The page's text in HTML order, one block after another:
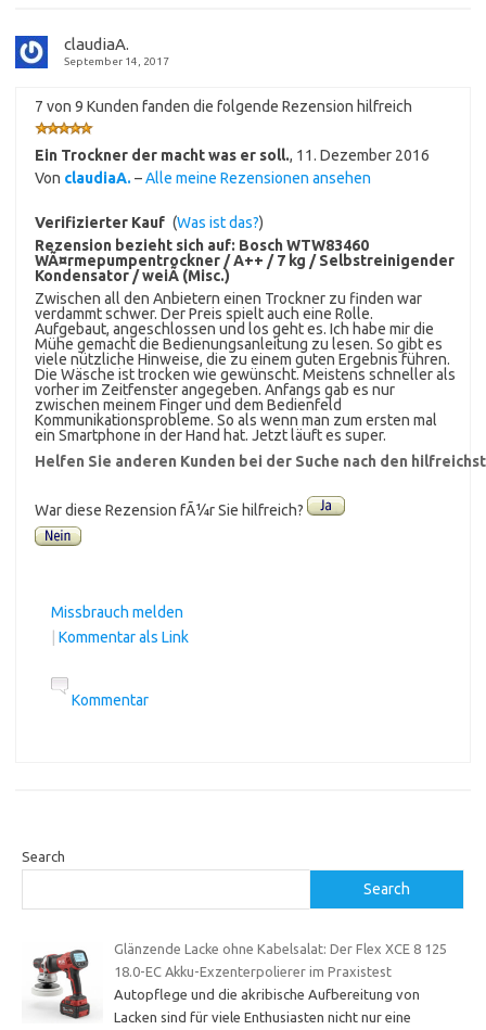
claudiaA.
September 14, 2017
7 von 9 Kunden fanden die folgende Rezension hilfreich
Ein Trockner der macht was er soll., 11. Dezember 2016
Von claudiaA. –Alle meine Rezensionen ansehen
Verifizierter Kauf (Was ist das?)
Rezension bezieht sich auf: Bosch WTW83460
WÃ¤rmepumpentrockner / A++ / 7 kg / Selbstreinigender
Kondensator / weiÃ (Misc.)
Zwischen all den Anbietern einen Trockner zu finden war
verdammt schwer. Der Preis spielt auch eine Rolle.
Aufgebaut, angeschlossen und los geht es. Ich habe mir die
Mühe gemacht die Bedienungsanleitung zu lesen. So gibt es
viele nützliche Hinweise, die zu einem guten Ergebnis führen.
Die Wäsche ist trocken wie gewünscht. Meistens schneller als
vorher im Zeitfenster angegeben. Anfangs gab es nur
zwischen meinem Finger und dem Bedienfeld
Kommunikationsprobleme. So als wenn man zum ersten mal
ein Smartphone in der Hand hat. Jetzt läuft es super.
Helfen Sie anderen Kunden bei der Suche nach den
War diese Rezension fÃ¼r Sie hilfreich?
Missbrauch melden
Kommentar als Link
Kommentar
Search
Search
Glänzende Lacke ohne Kabelsalat: Der Flex XCE 8 125
18.0-EC Akku-Exzenterpolierer im Praxistest
Autopflege und die akribische Aufbereitung von
Lacken sind für viele Enthusiasten nicht nur eine